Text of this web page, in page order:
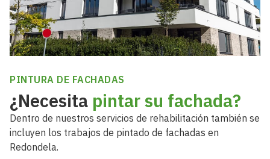
PINTURA DE FACHADAS
¿Necesita pintar su fachada?
Dentro de nuestros servicios de rehabilitación también se
incluyen los trabajos de pintado de fachadas en
Redondela.